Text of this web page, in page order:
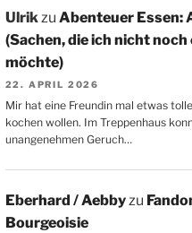
Ulrikzu Abenteuer Essen:
(Sachen, die ich nicht noch
möchte)
22. APRIL 2026
Mir hat eine Freundin mal etwas
kochen wollen. Im Treppenhaus
unangenehmen Geruch…
Eberhard / Aebbyzu
Bourgeoisie